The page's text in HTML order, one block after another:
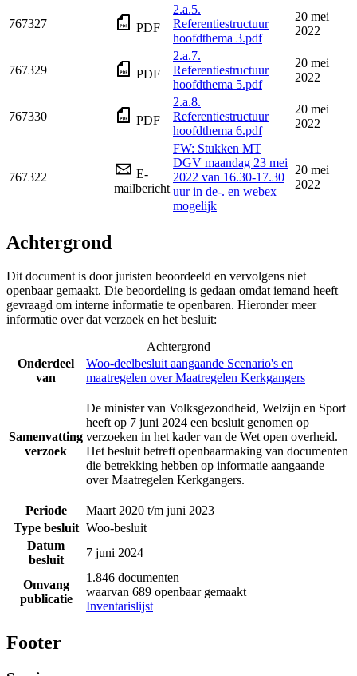
767327 PDF
2.a.5.
Referentiestructuur
hoofdthema 3.pdf
20 mei
2022
767329 PDF
2.a.7.
Referentiestructuur
hoofdthema 5.pdf
20 mei
2022
767330 PDF
2.a.8.
Referentiestructuur
hoofdthema 6.pdf
20 mei
2022
767322
E-
mailbericht
FW: Stukken MT
DGV maandag 23 mei
2022 van 16.30-17.30
uur in de-. en webex
mogelijk
20 mei
2022
Achtergrond
Dit document is door juristen beoordeeld en vervolgens niet
openbaar gemaakt. Die beoordeling is gedaan omdat iemand heeft
gevraagd om interne informatie te openbaren. Hieronder meer
informatie over dat verzoek en het besluit:
Achtergrond
Onderdeel
van
Woo-deelbesluit aangaande Scenario's en
maatregelen over Maatregelen Kerkgangers
Samenvatting
verzoek
De minister van Volksgezondheid, Welzijn en Sport
heeft op 7 juni 2024 een besluit genomen op
verzoeken in het kader van de Wet open overheid.
Het besluit betreft openbaarmaking van documenten
die betrekking hebben op informatie aangaande
over Maatregelen Kerkgangers.
Periode
Maart 2020 t/m juni 2023
Type besluit Woo-besluit
Datum
besluit
7 juni 2024
Omvang
publicatie
1.846 documenten
waarvan 689 openbaar gemaakt
Inventarislijst
Footer